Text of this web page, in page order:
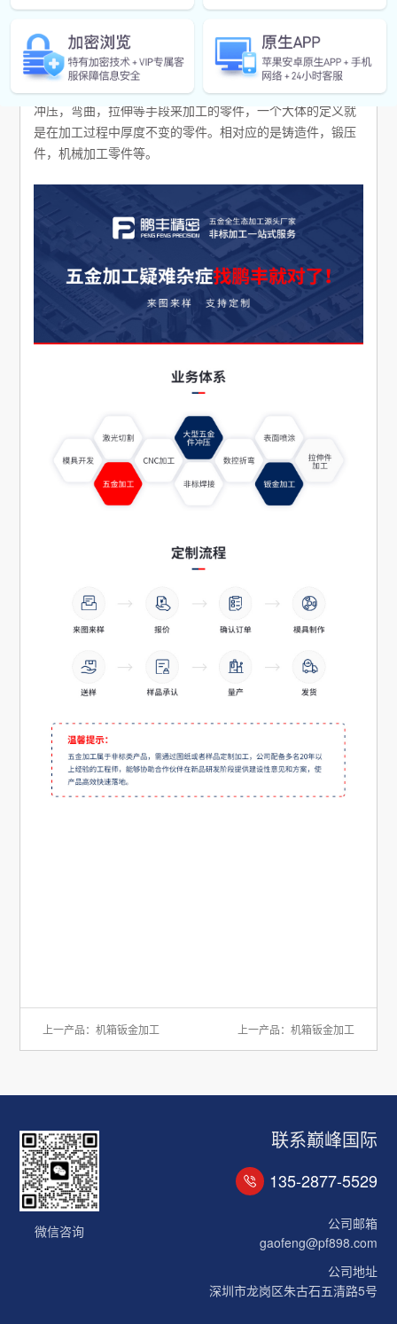
产品介绍
加工说明：金属板材加工就叫钣金加工，主要工序有剪
切、折弯扣边、弯曲成型、焊接、铆接等。钣金件可以通过
冲压，弯曲，拉伸等手段来加工的零件，一个大体的定义就
是在加工过程中厚度不变的零件。相对应的是铸造件，锻压
件，机械加工零件等。
上一产品：机箱钣金加工 上一产品： 机箱钣金加工
微信咨询
联系巅峰国际
135-2877-5529
公司邮箱
gaofeng@pf898.com
公司地址
深圳市龙岗区朱古石五清路5号